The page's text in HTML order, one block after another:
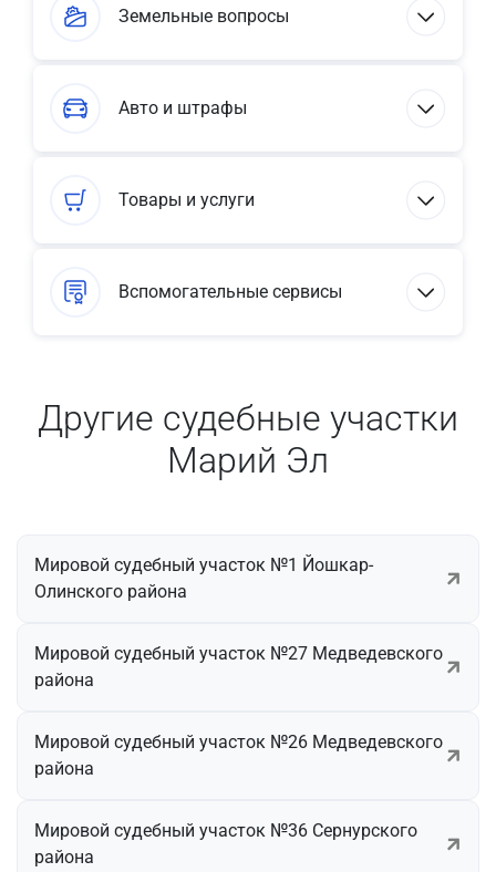
Земельные вопросы
Авто и штрафы
Товары и услуги
Вспомогательные сервисы
Другие судебные участки
Марий Эл
Мировой судебный участок №1 Йошкар-
Олинского района
Мировой судебный участок №27 Медведевского
района
Мировой судебный участок №26 Медведевского
района
Мировой судебный участок №36 Сернурского
района